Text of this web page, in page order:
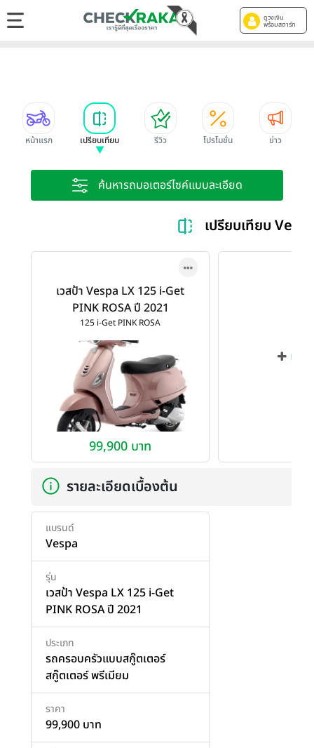
ดูวงเงิน
พร้อมสตาร์ท
หน้าแรก เปรียบเทียบ รีวิว โปรโมชั่น ข่าว
ค้นหารถมอเตอร์ไซค์แบบละเอียด
เปรียบเทียบ
เวสป้า Vespa LX 125 i-Get
PINK ROSA ปี 2021
125 i-Get PINK ROSA
99,900 บาท
เพิ่
รายละเอียดเบื้องต้น
แบรนด์
Vespa
รุ่น
เวสป้า Vespa LX 125 i-Get
PINK ROSA ปี 2021
ประเภท
รถครอบครัวแบบสกู๊ตเตอร์
สกู๊ตเตอร์ พรีเมียม
ราคา
99,900 บาท